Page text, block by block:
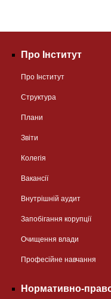
Про Інститут
Про Інститут
Структура
Плани
Звіти
Колегія
Вакансії
Внутрішній аудит
Запобігання корупції
Очищення влади
Професійне навчання
Нормативно-